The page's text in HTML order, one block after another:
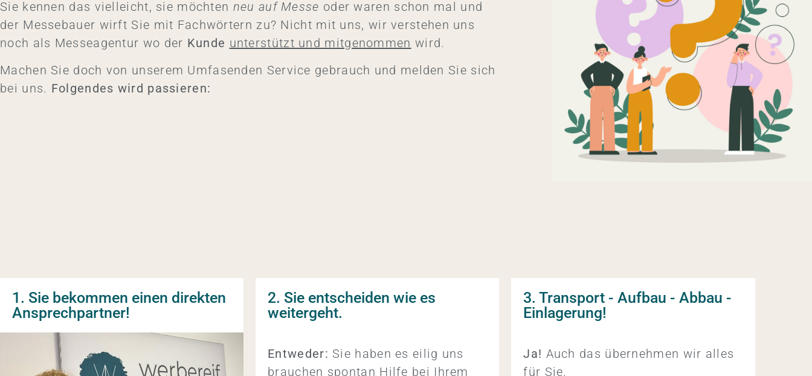
Sie kennen das vielleicht, sie möchten neu auf Messe oder waren schon mal und
der Messebauer wirft Sie mit Fachwörtern zu? Nicht mit uns, wir verstehen uns
noch als Messeagentur wo der Kunde unterstützt und mitgenommen wird.​
Machen Sie doch von unserem Umfasenden Service gebrauch und melden Sie sich
bei uns. Folgendes wird passieren:
1. Sie bekommen einen direkten
Ansprechpartner!
2. Sie entscheiden wie es
weitergeht.
Entweder: Sie haben es eilig uns
brauchen spontan Hilfe bei Ihrem
3. Transport - Aufbau - Abbau -
Einlagerung!
Ja! Auch das übernehmen wir alles
für Sie.